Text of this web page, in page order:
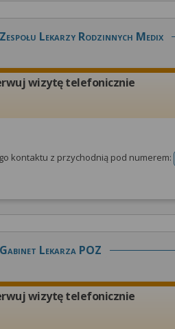
Lekarzy Rodzinnych Medix
wizytę telefonicznie
kontaktu z przychodnią pod numerem:
Gabinet Lekarza POZ
wizytę telefonicznie